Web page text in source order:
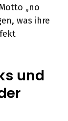
„no
was ihre
und